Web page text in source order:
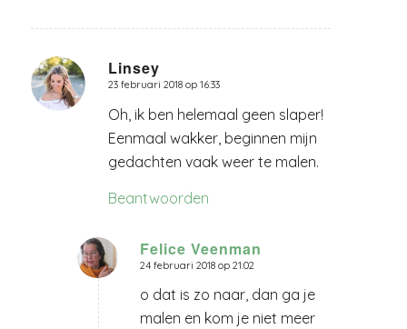
Linsey
zegt:
23 februari 2018 op 16:33
Oh, ik ben helemaal geen slaper!
Eenmaal wakker, beginnen mijn
gedachten vaak weer te malen.
Beantwoorden
Felice Veenman
zegt:
24 februari 2018 op 21:02
o dat is zo naar, dan ga je
malen en kom je niet meer